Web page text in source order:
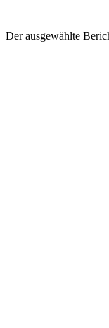
Der ausgewählte